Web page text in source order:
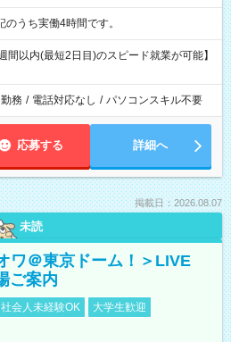
※表記のうち実働4時間です。
間以内(最短2日目)のスピード就業が可能】
務 / 電話対応なし / パソコンスキル不要
応募する 詳細へ
掲載日：2026.08.07
未読
ワ＠東京ドーム！＞LIVE
ご案内
社会人未経験OK
大学生歓迎